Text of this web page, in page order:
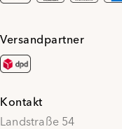
Versandpartner
Kontakt
Landstraße 54